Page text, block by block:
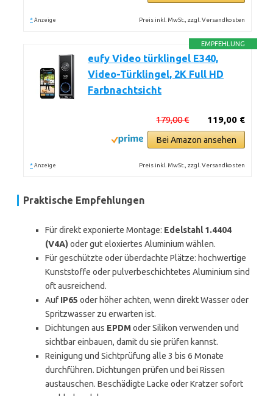
* Anzeige Preis inkl. MwSt., zzgl. Versandkosten
EMPFEHLUNG
eufy Video türklingel E340,
Video-Türklingel, 2K Full HD
Farbnachtsicht
119,00 €
179,00 €
Bei Amazon ansehen
* Anzeige Preis inkl. MwSt., zzgl. Versandkosten
Praktische Empfehlungen
Für direkt exponierte Montage: Edelstahl 1.4404
(V4A) oder gut eloxiertes Aluminium wählen.
Für geschützte oder überdachte Plätze: hochwertige
Kunststoffe oder pulverbeschichtetes Aluminium sind
oft ausreichend.
Auf IP65 oder höher achten, wenn direkt Wasser oder
Spritzwasser zu erwarten ist.
Dichtungen aus EPDModer Silikon verwenden und
sichtbar einbauen, damit du sie prüfen kannst.
Reinigung und Sichtprüfung alle 3 bis 6 Monate
durchführen. Dichtungen prüfen und bei Rissen
austauschen. Beschädigte Lacke oder Kratzer sofort